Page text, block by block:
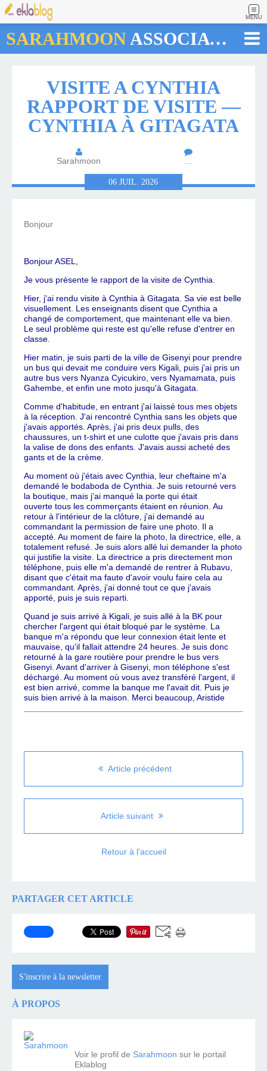
MENU
SARAHMOON ASSOCIATION
VISITE A CYNTHIA
RAPPORT DE VISITE —
CYNTHIA À GITAGATA
Sarahmoon …
06JUIL.2026
Bonjour
Bonjour ASEL,
Je vous présente le rapport de la visite de Cynthia.
Hier, j'ai rendu visite à Cynthia à Gitagata. Sa vie est belle
visuellement. Les enseignants disent que Cynthia a
changé de comportement, que maintenant elle va bien.
Le seul problème qui reste est qu'elle refuse d'entrer en
classe.
Hier matin, je suis parti de la ville de Gisenyi pour prendre
un bus qui devait me conduire vers Kigali, puis j'ai pris un
autre bus vers Nyanza Cyicukiro, vers Nyamamata, puis
Gahembe, et enfin une moto jusqu'à Gitagata.
Comme d'habitude, en entrant j'ai laissé tous mes objets
à la réception. J'ai rencontré Cynthia sans les objets que
j'avais apportés. Après, j'ai pris deux pulls, des
chaussures, un t-shirt et une culotte que j'avais pris dans
la valise de dons des enfants. J'avais aussi acheté des
gants et de la crème.
Au moment où j'étais avec Cynthia, leur cheftaine m'a
demandé le bodaboda de Cynthia. Je suis retourné vers
la boutique, mais j'ai manqué la porte qui était
ouverte tous les commerçants étaient en réunion. Au
retour à l'intérieur de la clôture, j'ai demandé au
commandant la permission de faire une photo. Il a
accepté. Au moment de faire la photo, la directrice, elle, a
totalement refusé. Je suis alors allé lui demander la photo
qui justifie la visite. La directrice a pris directement mon
téléphone, puis elle m'a demandé de rentrer à Rubavu,
disant que c'était ma faute d'avoir voulu faire cela au
commandant. Après, j'ai donné tout ce que j'avais
apporté, puis je suis reparti.
Quand je suis arrivé à Kigali, je suis allé à la BK pour
chercher l'argent qui était bloqué par le système. La
banque m'a répondu que leur connexion était lente et
mauvaise, qu'il fallait attendre 24 heures. Je suis donc
retourné à la gare routière pour prendre le bus vers
Gisenyi. Avant d'arriver à Gisenyi, mon téléphone s'est
déchargé. Au moment où vous avez transféré l'argent, il
est bien arrivé, comme la banque me l'avait dit. Puis je
suis bien arrivé à la maison. Merci beaucoup, Aristide
Article précédent
Article suivant
Retour à l'accueil
PARTAGER CET ARTICLE
S'inscrire à la newsletter
À PROPOS
Voir le profil de Sarahmoon sur le portail
Eklablog